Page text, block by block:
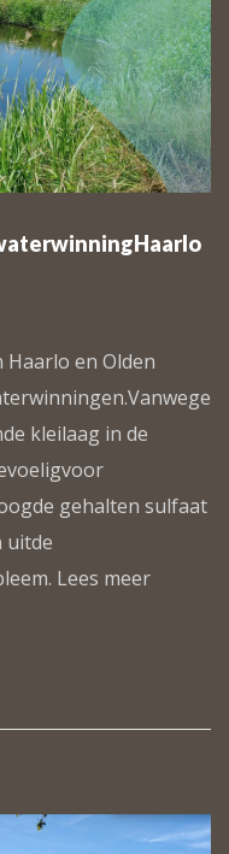
en Olden
kleilaag in de
gehalten sulfaat
uitde
Lees meer